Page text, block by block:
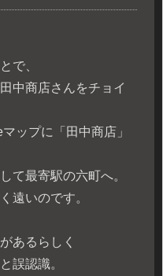
で、
中商店さんをチョイ
ップに「田中商店」
て最寄駅の六町へ。
遠いのです。
あるらしく
誤認識。